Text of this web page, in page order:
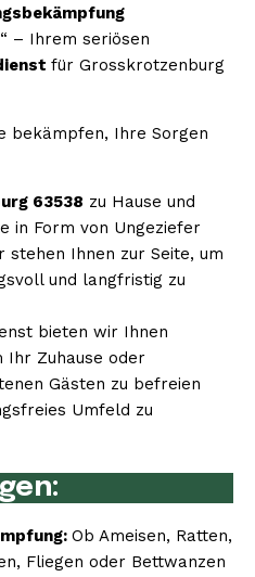
“ – Ihrem seriösen
für Grosskrotzenburg
bekämpfen, Ihre Sorgen
63538 zu Hause und
in Form von Ungeziefer
stehen Ihnen zur Seite, um
und langfristig zu
bieten wir Ihnen
Ihr Zuhause oder
Gästen zu befreien
Umfeld zu
Ob Ameisen, Ratten,
Fliegen oder Bettwanzen